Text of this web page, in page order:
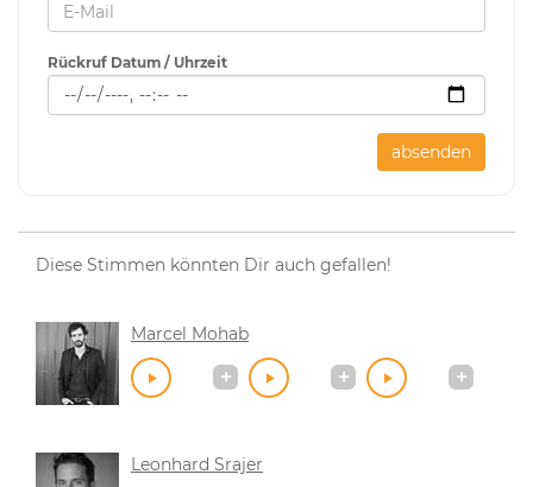
Rückruf Datum / Uhrzeit
absenden
Diese Stimmen könnten Dir auch gefallen!
Marcel Mohab
Leonhard Srajer